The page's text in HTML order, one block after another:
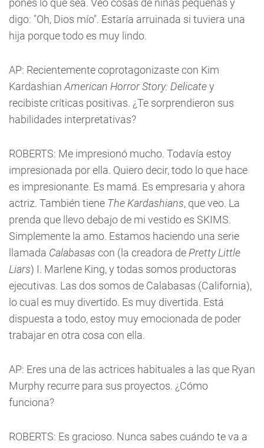
pones lo que sea. Veo cosas de niñas pequeñas y
digo: "Oh, Dios mío". Estaría arruinada si tuviera una
hija porque todo es muy lindo.
AP: Recientemente coprotagonizaste con Kim
Kardashian American Horror Story: Delicatey
recibiste críticas positivas. ¿Te sorprendieron sus
habilidades interpretativas?
ROBERTS: Me impresionó mucho. Todavía estoy
impresionada por ella. Quiero decir, todo lo que hace
es impresionante. Es mamá. Es empresaria y ahora
actriz. También tiene The Kardashians, que veo. La
prenda que llevo debajo de mi vestido es SKIMS.
Simplemente la amo. Estamos haciendo una serie
llamada Calabasas con (la creadora de Pretty Little
Liars) I. Marlene King, y todas somos productoras
ejecutivas. Las dos somos de Calabasas (California),
lo cual es muy divertido. Es muy divertida. Está
dispuesta a todo, estoy muy emocionada de poder
trabajar en otra cosa con ella.
AP: Eres una de las actrices habituales a las que Ryan
Murphy recurre para sus proyectos. ¿Cómo
funciona?
ROBERTS: Es gracioso. Nunca sabes cuándo te va a